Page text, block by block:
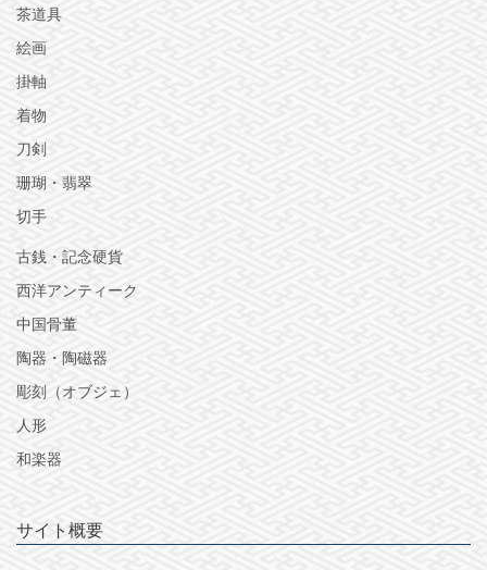
茶道具
絵画
掛軸
着物
刀剣
珊瑚・翡翠
切手
古銭・記念硬貨
西洋アンティーク
中国骨董
陶器・陶磁器
彫刻（オブジェ）
人形
和楽器
サイト概要